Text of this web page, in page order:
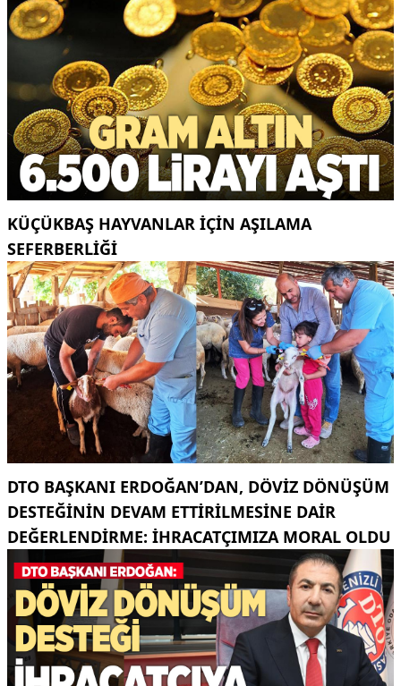
KÜÇÜKBAŞ HAYVANLAR İÇİN AŞILAMA
SEFERBERLİĞİ
DTO BAŞKANI ERDOĞAN’DAN, DÖVIZ DÖNÜŞÜM
DESTEĞININ DEVAM ETTIRILMESINE DAIR
DEĞERLENDIRME: İHRACATÇIMIZA MORAL OLDU